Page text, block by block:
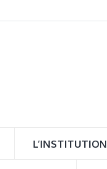
L’INSTITUTION